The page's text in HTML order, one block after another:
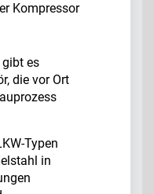
Kompressor
gibt es
die vor Ort
Typen
in